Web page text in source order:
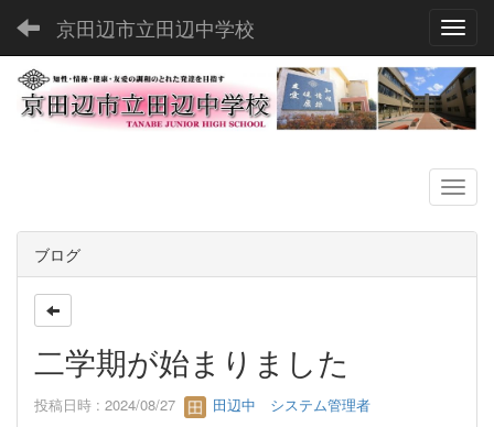
京田辺市立田辺中学校
ブログ
二学期が始まりました
投稿日時 : 2024/08/27 田辺中 システム管理者